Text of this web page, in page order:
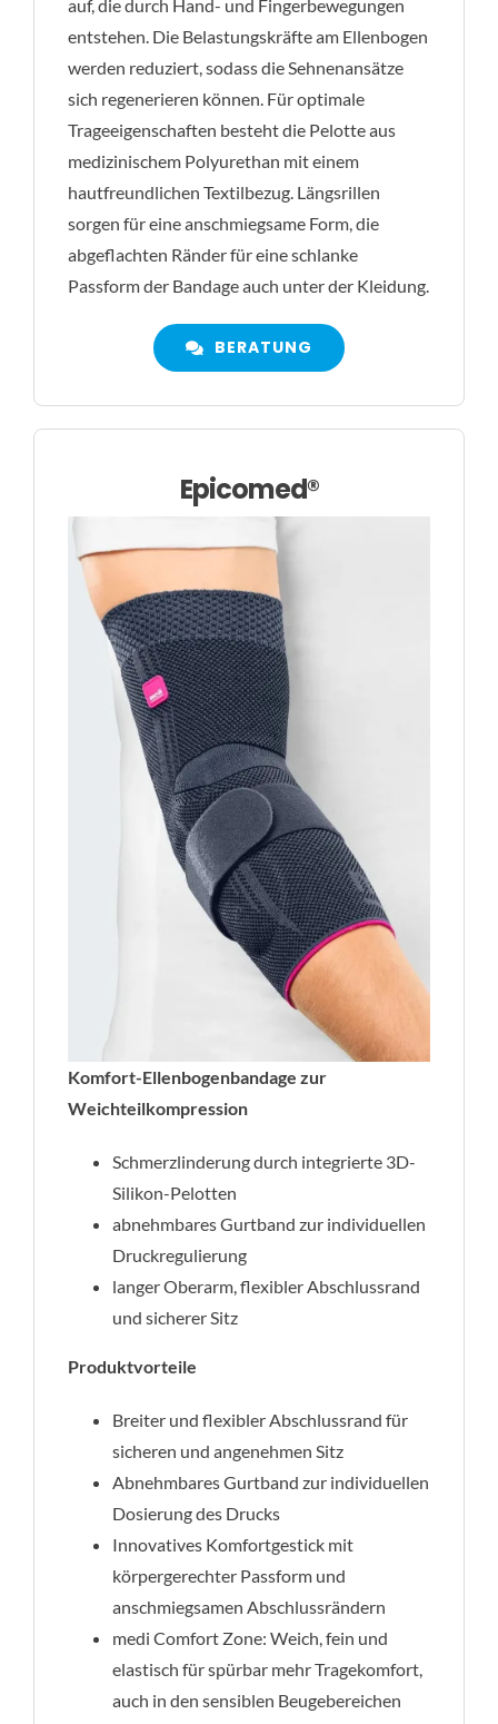
auf, die durch Hand- und Fingerbewegungen
entstehen. Die Belastungskräfte am Ellenbogen
werden reduziert, sodass die Sehnenansätze
sich regenerieren können. Für optimale
Trageeigenschaften besteht die Pelotte aus
medizinischem Polyurethan mit einem
hautfreundlichen Textilbezug. Längsrillen
sorgen für eine anschmiegsame Form, die
abgeflachten Ränder für eine schlanke
Passform der Bandage auch unter der Kleidung.
BERATUNG
Epicomed®
Komfort-Ellenbogenbandage zur
Weichteilkompression
Schmerzlinderung durch integrierte 3D-
Silikon-Pelotten
abnehmbares Gurtband zur individuellen
Druckregulierung
langer Oberarm, flexibler Abschlussrand
und sicherer Sitz
Produktvorteile
Breiter und flexibler Abschlussrand für
sicheren und angenehmen Sitz
Abnehmbares Gurtband zur individuellen
Dosierung des Drucks
Innovatives Komfortgestick mit
körpergerechter Passform und
anschmiegsamen Abschlussrändern
medi Comfort Zone: Weich, fein und
elastisch für spürbar mehr Tragekomfort,
auch in den sensiblen Beugebereichen